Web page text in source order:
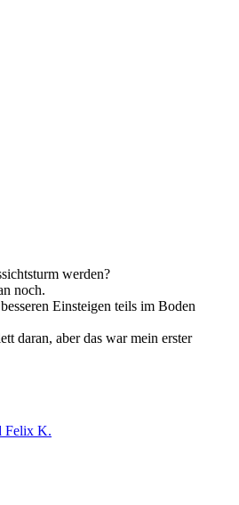
werden?
noch.
Einsteigen teils im Boden
daran, aber das war mein erster
Felix K.